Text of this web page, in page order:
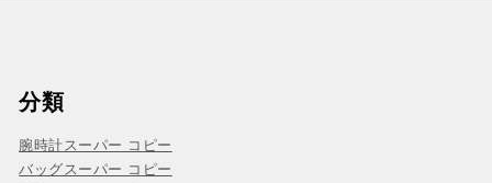
分類
腕時計スーパー コピー
バッグスーパー コピー